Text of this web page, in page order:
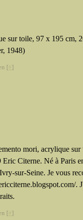
sur toile, 97 x 195 cm,
1948)
[ ]
mori, acrylique sur
Citerne. Né à Paris
sur-Seine. Je vous
.
[ ]